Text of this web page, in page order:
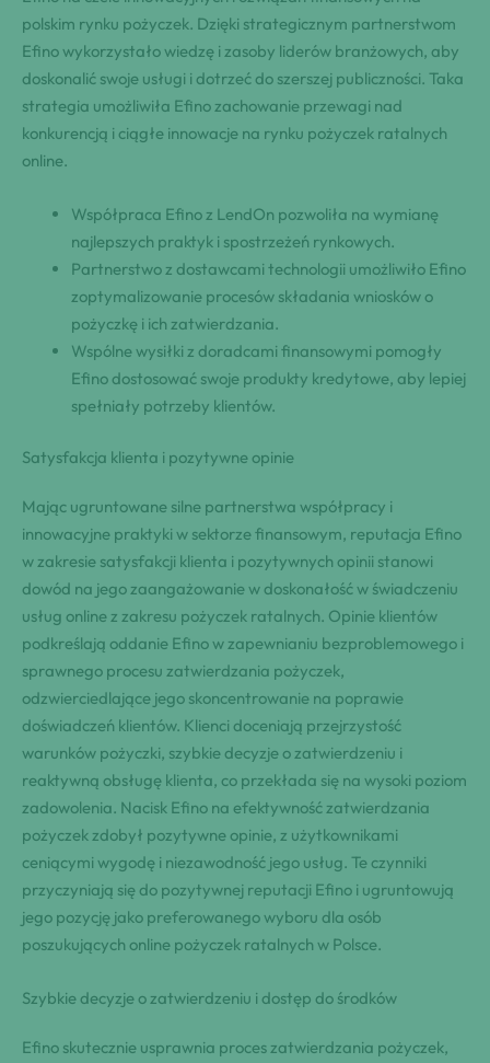
polskim rynku pożyczek. Dzięki strategicznym partnerstwom
Efino wykorzystało wiedzę i zasoby liderów branżowych, aby
doskonalić swoje usługi i dotrzeć do szerszej publiczności. Taka
strategia umożliwiła Efino zachowanie przewagi nad
konkurencją i ciągłe innowacje na rynku pożyczek ratalnych
online.
Współpraca Efino z LendOn pozwoliła na wymianę
najlepszych praktyk i spostrzeżeń rynkowych.
Partnerstwo z dostawcami technologii umożliwiło Efino
zoptymalizowanie procesów składania wniosków o
pożyczkę i ich zatwierdzania.
Wspólne wysiłki z doradcami finansowymi pomogły
Efino dostosować swoje produkty kredytowe, aby lepiej
spełniały potrzeby klientów.
Satysfakcja klienta i pozytywne opinie
Mając ugruntowane silne partnerstwa współpracy i
innowacyjne praktyki w sektorze finansowym, reputacja Efino
w zakresie satysfakcji klienta i pozytywnych opinii stanowi
dowód na jego zaangażowanie w doskonałość w świadczeniu
usług online z zakresu pożyczek ratalnych. Opinie klientów
podkreślają oddanie Efino w zapewnianiu bezproblemowego i
sprawnego procesu zatwierdzania pożyczek,
odzwierciedlające jego skoncentrowanie na poprawie
doświadczeń klientów. Klienci doceniają przejrzystość
warunków pożyczki, szybkie decyzje o zatwierdzeniu i
reaktywną obsługę klienta, co przekłada się na wysoki poziom
zadowolenia. Nacisk Efino na efektywność zatwierdzania
pożyczek zdobył pozytywne opinie, z użytkownikami
ceniącymi wygodę i niezawodność jego usług. Te czynniki
przyczyniają się do pozytywnej reputacji Efino i ugruntowują
jego pozycję jako preferowanego wyboru dla osób
poszukujących online pożyczek ratalnych w Polsce.
Szybkie decyzje o zatwierdzeniu i dostęp do środków
Efino skutecznie usprawnia proces zatwierdzania pożyczek,